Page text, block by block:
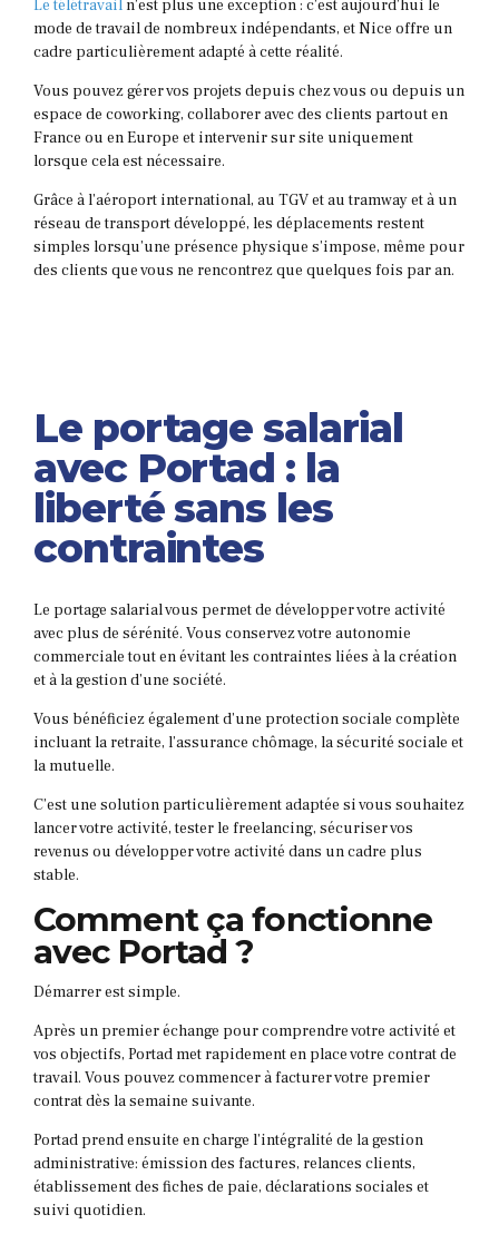
Le télétravail n’est plus une exception : c’est aujourd’hui le
mode de travail de nombreux indépendants, et Nice offre un
cadre particulièrement adapté à cette réalité.
Vous pouvez gérer vos projets depuis chez vous ou depuis un
espace de coworking, collaborer avec des clients partout en
France ou en Europe et intervenir sur site uniquement
lorsque cela est nécessaire.
Grâce à l’aéroport international, au TGV et au tramway et à un
réseau de transport développé, les déplacements restent
simples lorsqu’une présence physique s’impose, même pour
des clients que vous ne rencontrez que quelques fois par an.
Le portage salarial
avec Portad : la
liberté sans les
contraintes
Le portage salarial vous permet de développer votre activité
avec plus de sérénité. Vous conservez votre autonomie
commerciale tout en évitant les contraintes liées à la création
et à la gestion d’une société.
Vous bénéficiez également d’une protection sociale complète
incluant la retraite, l’assurance chômage, la sécurité sociale et
la mutuelle.
C’est une solution particulièrement adaptée si vous souhaitez
lancer votre activité, tester le freelancing, sécuriser vos
revenus ou développer votre activité dans un cadre plus
stable.
Comment ça fonctionne
avec Portad ?
Démarrer est simple.
Après un premier échange pour comprendre votre activité et
vos objectifs, Portad met rapidement en place votre contrat de
travail. Vous pouvez commencer à facturer votre premier
contrat dès la semaine suivante.
Portad prend ensuite en charge l’intégralité de la gestion
administrative: émission des factures, relances clients,
établissement des fiches de paie, déclarations sociales et
suivi quotidien.